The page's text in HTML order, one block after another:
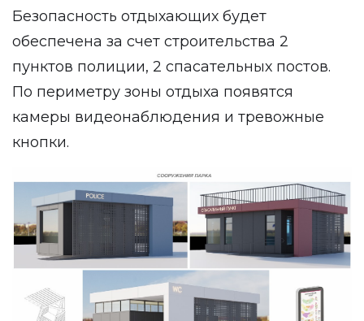
Безопасность отдыхающих будет
обеспечена за счет строительства 2
пунктов полиции, 2 спасательных постов.
По периметру зоны отдыха появятся
камеры видеонаблюдения и тревожные
кнопки.